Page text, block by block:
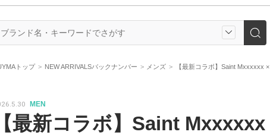
トップ NEW ARRIVALSバックナンバー メンズ 【最新コラボ】Saint Mxxxxxx
MEN
【最新コラボ】Saint